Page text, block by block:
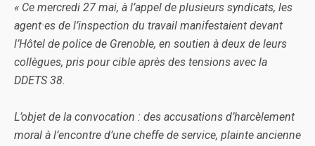
« Ce mercredi 27 mai, à l’appel de plusieurs syndicats, les
agent·es de l’inspection du travail manifestaient devant
l’Hôtel de police de Grenoble, en soutien à deux de leurs
collègues, pris pour cible après des tensions avec la
DDETS 38.
L’objet de la convocation : des accusations d’harcèlement
moral à l’encontre d’une cheffe de service, plainte ancienne